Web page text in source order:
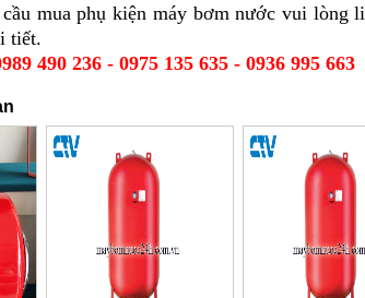
mua phụ kiện máy bơm nước vui lòng
tiết.
490 236 - 0975 135 635 - 0936 995 663